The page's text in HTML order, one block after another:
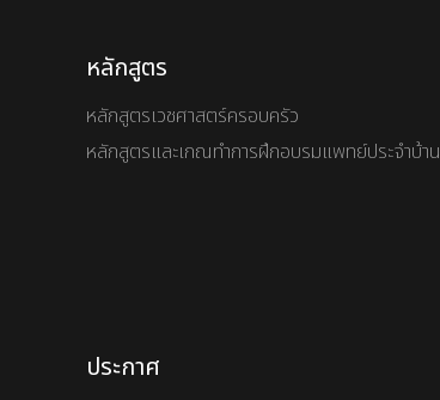
หลักสูตร
หลักสูตรเวชศาสตร์ครอบครัว
หลักสูตรและเกณทำการฝึกอบรมแพทย์ประจำบ้าน
ประกาศ